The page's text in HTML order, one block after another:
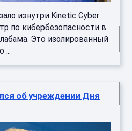
изнутри Kinetic Cyber
по кибербезопасности в
Это изолированный
...
об учреждении Дня